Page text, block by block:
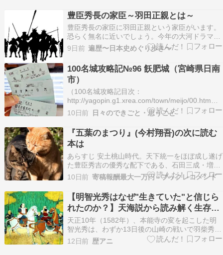
豊臣秀長の家臣～羽田正親とは～
豊臣秀長の家臣に羽田正親という家臣がいます。
恐らく無名に近いでしょう。今年の大河ドラマ
「豊臣兄弟！」にも登場しますが、どんな人物な
のか？わかっていることは少ないですが、黒田基
樹氏の『羽柴秀長とその家臣たち』を中心に見て
いきます。 羽柴秀長とその家臣たち 秀吉兄弟の
天下一統を支え…
9日前 遍歴〜日本史めぐり歩き〜
100名城攻略記№96 飫肥城（宮崎県日南
市）
（100名城攻略記目次：
http://yagopin.g1.xrea.com/town/meijo/00.htm）■
築城の経緯南北朝時代に土持氏が築いたと伝えら
れ、長禄2（1458）年には、島津氏の一族で志布
志城主の新納忠続が入城した。文明16（1484）
年以降、伊東氏が飫肥…
10日前 日々のできごと・思うこと
『五葉のまつり』(今村翔吾)の次に読む
本は
あらすじ 安土桃山時代。天下統一をほぼ成し遂げ
た豊臣秀吉の優秀な配下である、石田三成・増田
長盛・浅野長政・前田玄以・長束正家の五奉行を
中心とした短編集。合戦で刀や槍を持つことはな
いが、軍の兵站や各地の米収入管理などに奮闘
[…]
10日前 寄稿報酬最大一万円 - ブックレコメンド
【明智光秀はなぜ"生きていた"と信じら
れたのか？】天海説から読み解く生存伝
説の真相
天正10年（1582年）、本能寺の変を起こした明
智光秀は、わずか13日後の山崎の戦いで羽柴秀吉
に敗れ、その後、小栗栖（現在の京都市伏見区）
で落ち武者狩りに遭って討たれた――これが現在
12日前 歴アニ